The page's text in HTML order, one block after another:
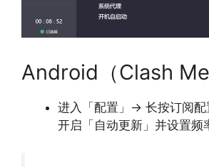
Android（Clash
进入「配置」→ 长按订阅
开启「自动更新」并设置频